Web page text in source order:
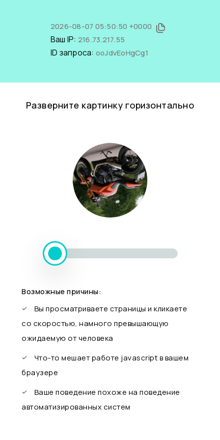
2026-08-07 05:50:50 +0000
Ваш IP: 216.73.217.55
ID запроса: ooJdvEoHgCg1
Разверните картинку горизонтально
Возможные причины:
Вы просматриваете страницы и кликаете
со скоростью, намного превышающую
ожидаемую от человека
Что-то мешает работе javascript в вашем
браузере
Ваше поведение похоже на поведение
автоматизированных систем